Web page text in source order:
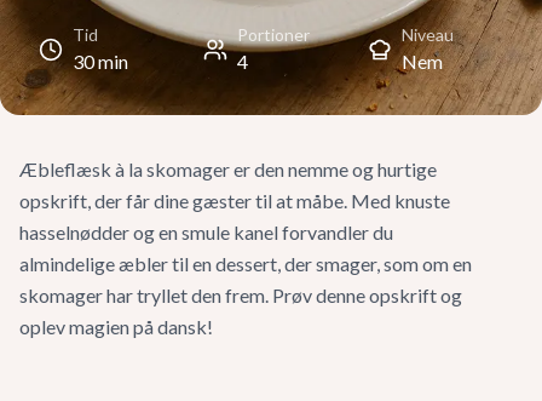
Tid
30min
Portioner
4
Niveau
Nem
Æbleflæsk à la skomager er den nemme og hurtige
opskrift, der får dine gæster til at måbe. Med knuste
hasselnødder og en smule kanel forvandler du
almindelige æbler til en dessert, der smager, som om en
skomager har tryllet den frem. Prøv denne opskrift og
oplev magien på dansk!